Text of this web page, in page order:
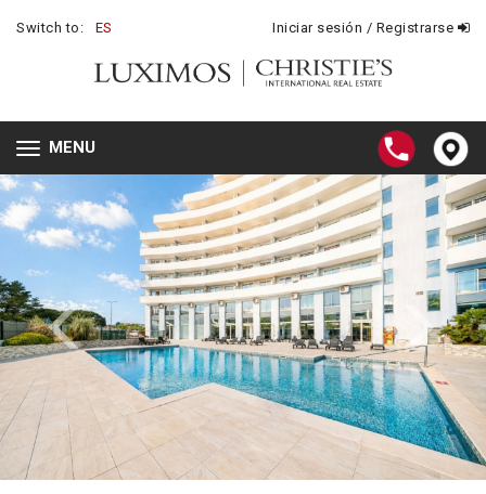
Switch to: ES Iniciar sesión / Registrarse
Toggle
navigation
MENU